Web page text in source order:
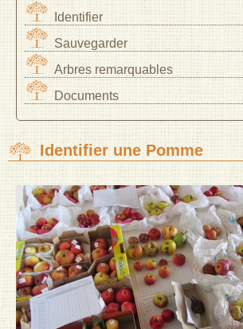
Identifier
Sauvegarder
Arbres remarquables
Documents
Identifier une Pomme